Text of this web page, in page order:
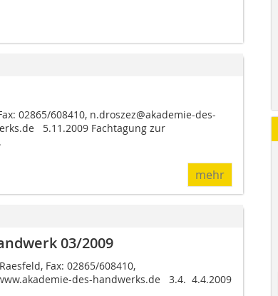
02865/608410, n.droszez@akademie-des-
5.11.2009 Fachtagung zur
mehr
03/2009
Fax: 02865/608410,
des-handwerks.de 3.4.  4.4.2009